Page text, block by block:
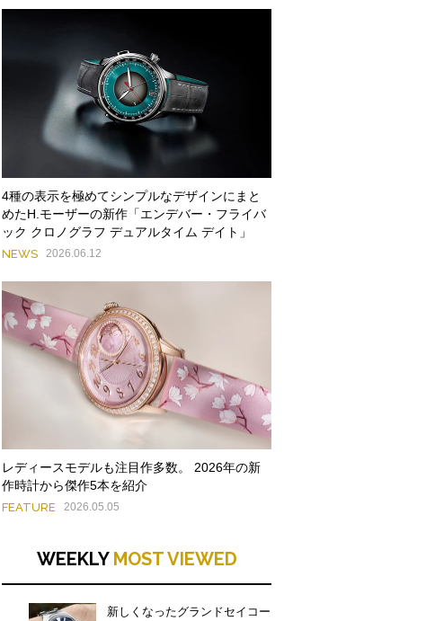
4種の表示を極めてシンプルなデザインにまと
めたH.モーザーの新作「エンデバー・フライバ
ック クロノグラフ デュアルタイム デイト」
NEWS 2026.06.12
レディースモデルも注目作多数。 2026年の新
作時計から傑作5本を紹介
FEATURE 2026.05.05
WEEKLY MOST VIEWED
新しくなったグランドセイコー